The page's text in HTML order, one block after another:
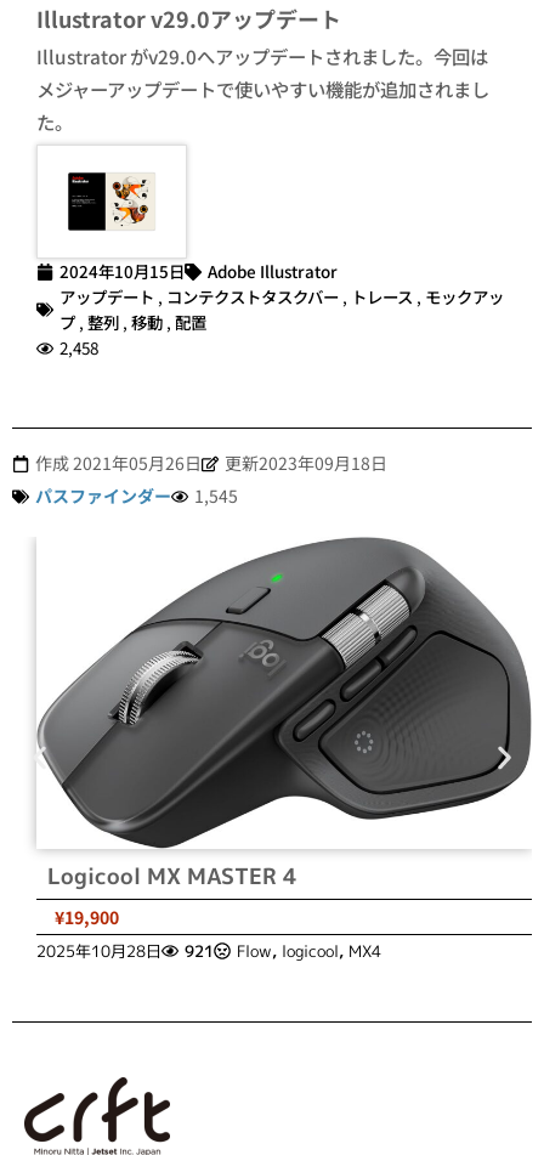
Illustrator v29.0アップデート
Illustrator がv29.0へアップデートされました。今回は
メジャーアップデートで使いやすい機能が追加されまし
た。
2024年10月15日
Adobe Illustrator
アップデート , コンテクストタスクバー , トレース , モックアッ
プ, 整列 , 移動 , 配置
2,458
作成2021年05月26日
更新2023年09月18日
パスファインダー
1,545
Logicool MX MASTER 4
¥19,900
2025年10月28日 921 Flow, logicool, MX4